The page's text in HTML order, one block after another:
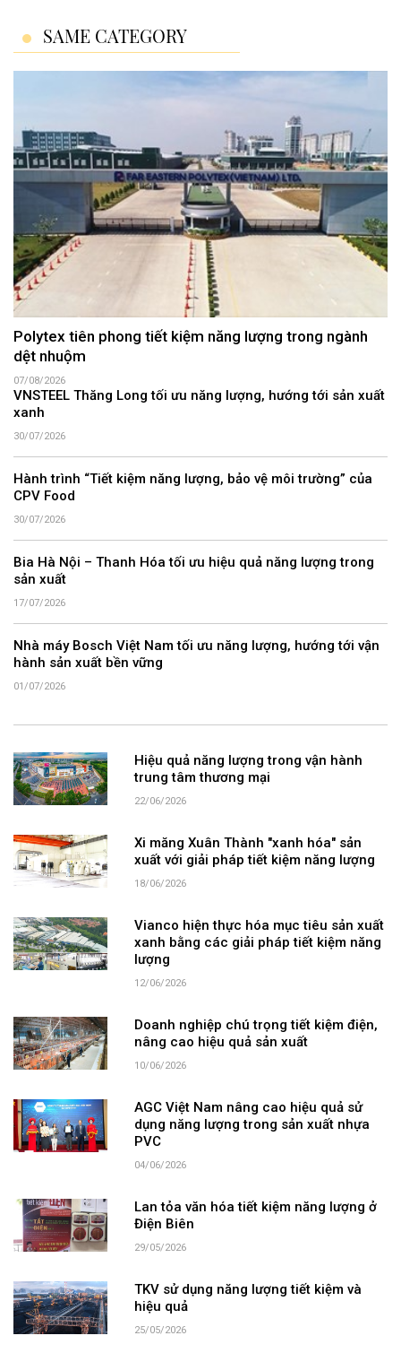
SAME CATEGORY
Polytex tiên phong tiết kiệm năng lượng trong ngành
dệt nhuộm
07/08/2026
VNSTEEL Thăng Long tối ưu năng lượng, hướng tới sản xuất
xanh
30/07/2026
Hành trình “Tiết kiệm năng lượng, bảo vệ môi trường” của
CPV Food
30/07/2026
Bia Hà Nội – Thanh Hóa tối ưu hiệu quả năng lượng trong
sản xuất
17/07/2026
Nhà máy Bosch Việt Nam tối ưu năng lượng, hướng tới vận
hành sản xuất bền vững
01/07/2026
Hiệu quả năng lượng trong vận hành
trung tâm thương mại
22/06/2026
Xi măng Xuân Thành "xanh hóa" sản
xuất với giải pháp tiết kiệm năng lượng
18/06/2026
Vianco hiện thực hóa mục tiêu sản xuất
xanh bằng các giải pháp tiết kiệm năng
lượng
12/06/2026
Doanh nghiệp chú trọng tiết kiệm điện,
nâng cao hiệu quả sản xuất
10/06/2026
AGC Việt Nam nâng cao hiệu quả sử
dụng năng lượng trong sản xuất nhựa
PVC
04/06/2026
Lan tỏa văn hóa tiết kiệm năng lượng ở
Điện Biên
29/05/2026
TKV sử dụng năng lượng tiết kiệm và
hiệu quả
25/05/2026